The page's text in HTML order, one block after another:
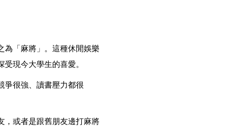
為「麻將」。這種休閒娛樂
現今大學生的喜愛。
爭很強、讀書壓力都很
或者是跟舊朋友邊打麻將